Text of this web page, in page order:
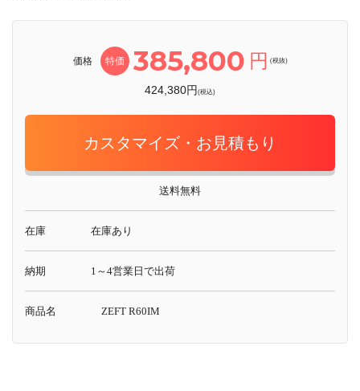
価格 特価 385,800 円 (税抜)
424,380円(税込)
カスタマイズ・お見積もり
送料無料
在庫 在庫あり
納期 1～4営業日で出荷
商品名 ZEFT R60IM